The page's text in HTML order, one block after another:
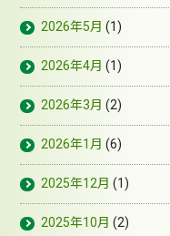
2026年5月 (1)
2026年4月 (1)
2026年3月 (2)
2026年1月 (6)
2025年12月 (1)
2025年10月 (2)